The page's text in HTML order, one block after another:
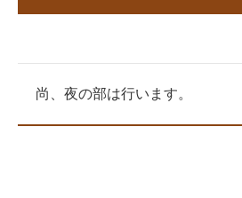
尚、夜の部は行います。